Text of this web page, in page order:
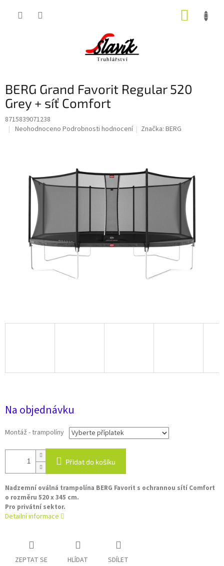
BERG Grand Favorit Regular 520
Grey + síť Comfort
8715839071238
Průměrné
hvězdiček.
Neohodnoceno Podrobnosti hodnocení Značka:BERG
Na objednávku
Montáž - trampolíny
Přidat do košíku
Nadzemní oválná trampolína BERG Favorit s ochrannou sítí Comfort
o rozměru 520 x 345 cm.
Pro privátní sektor.
Detailní informace
ZEPTAT SE HLÍDAT SDÍLET